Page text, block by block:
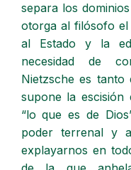
separa los
otorga al filósofo
al Estado y la
necesidad de
Nietzsche es tanto
supone la escisión
“lo que es de
poder terrenal y
explayarnos en